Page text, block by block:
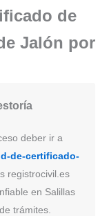
de
Jalón por
deber ir a
de-certificado-
registrocivil.es
en Salillas
trámites.